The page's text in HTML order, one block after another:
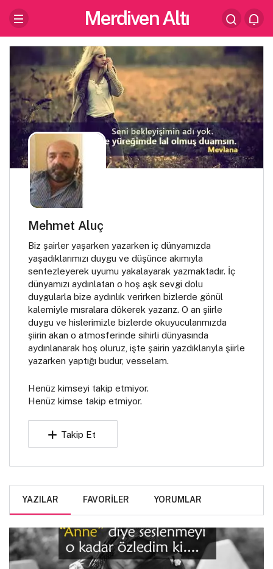
Merdiven Altı
Mehmet Aluç
Biz şairler yaşarken yazarken iç dünyamızda
yaşadıklarımızı duygu ve düşünce akımıyla
sentezleyerek uyumu yakalayarak yazmaktadır. İç
dünyamızı aydınlatan o hoş aşk sevgi dolu
duygularla bize aydınlık verirken bizlerde gönül
kalemiyle mısralara dökerek yazarız. O an şiirle
duygu ve hislerimizle bizlerde okuyucularımızda
şiirin akan o atmosferinde sihirli dünyasında
aydınlanarak hoş oluruz, işte şairin yazdıklarıyla şiirle
yazarken yaptığı budur, vesselam.
Henüz kimseyi takip etmiyor.
Henüz kimse takip etmiyor.
Takip Et
YAZILAR FAVORILER YORUMLAR